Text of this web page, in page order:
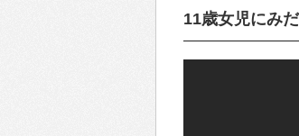
11歳女児にみ